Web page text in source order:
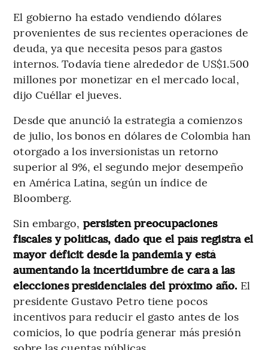
El gobierno ha estado vendiendo dólares
provenientes de sus recientes operaciones de
deuda, ya que necesita pesos para gastos
internos. Todavía tiene alrededor de US$1.500
millones por monetizar en el mercado local,
dijo Cuéllar el jueves.
Desde que anunció la estrategia a comienzos
de julio, los bonos en dólares de Colombia han
otorgado a los inversionistas un retorno
superior al 9%, el segundo mejor desempeño
en América Latina, según un índice de
Bloomberg.
Sin embargo, persisten preocupaciones
fiscales y políticas, dado que el país registra el
mayor déficit desde la pandemia y está
aumentando la incertidumbre de cara a las
elecciones presidenciales del próximo año. El
presidente Gustavo Petro tiene pocos
incentivos para reducir el gasto antes de los
comicios, lo que podría generar más presión